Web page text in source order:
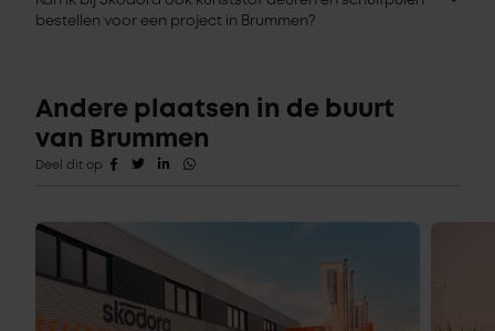
bestellen voor een project in Brummen?
Andere plaatsen in de buurt
van Brummen
Deel dit op